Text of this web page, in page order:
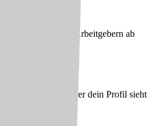
mit passenden Arbeitgebern ab
sich bei dir
du entscheidest, wer dein Profil sieht